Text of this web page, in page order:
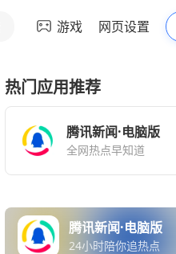
游戏 网页设置
热门应用推荐
腾讯新闻·电脑版
全网热点早知道
腾讯新闻·电脑版
24小时陪你追热点